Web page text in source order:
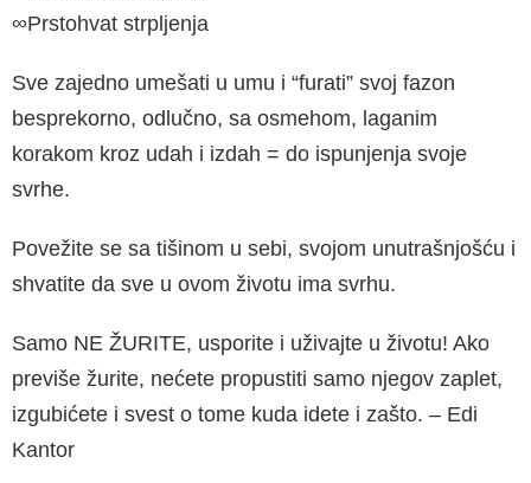
∞Prstohvat strpljenja
Sve zajedno umešati u umu i “furati” svoj fazon
besprekorno, odlučno, sa osme­hom, laganim
korakom kroz udah i izdah = do ispunjenja svoje
svrhe.
Povežite se sa tišinom u sebi, svojom unutrašnjošću i
shvatite da sve u ovom životu ima svrhu.
Samo NE ŽURITE, usporite i uživajte u životu! Ako
previše žurite, nećete pro­pustiti samo njegov zaplet,
izgubićete i svest o tome kuda idete i zašto. – Edi
Kantor